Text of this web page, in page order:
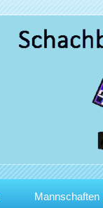
Mannschaften